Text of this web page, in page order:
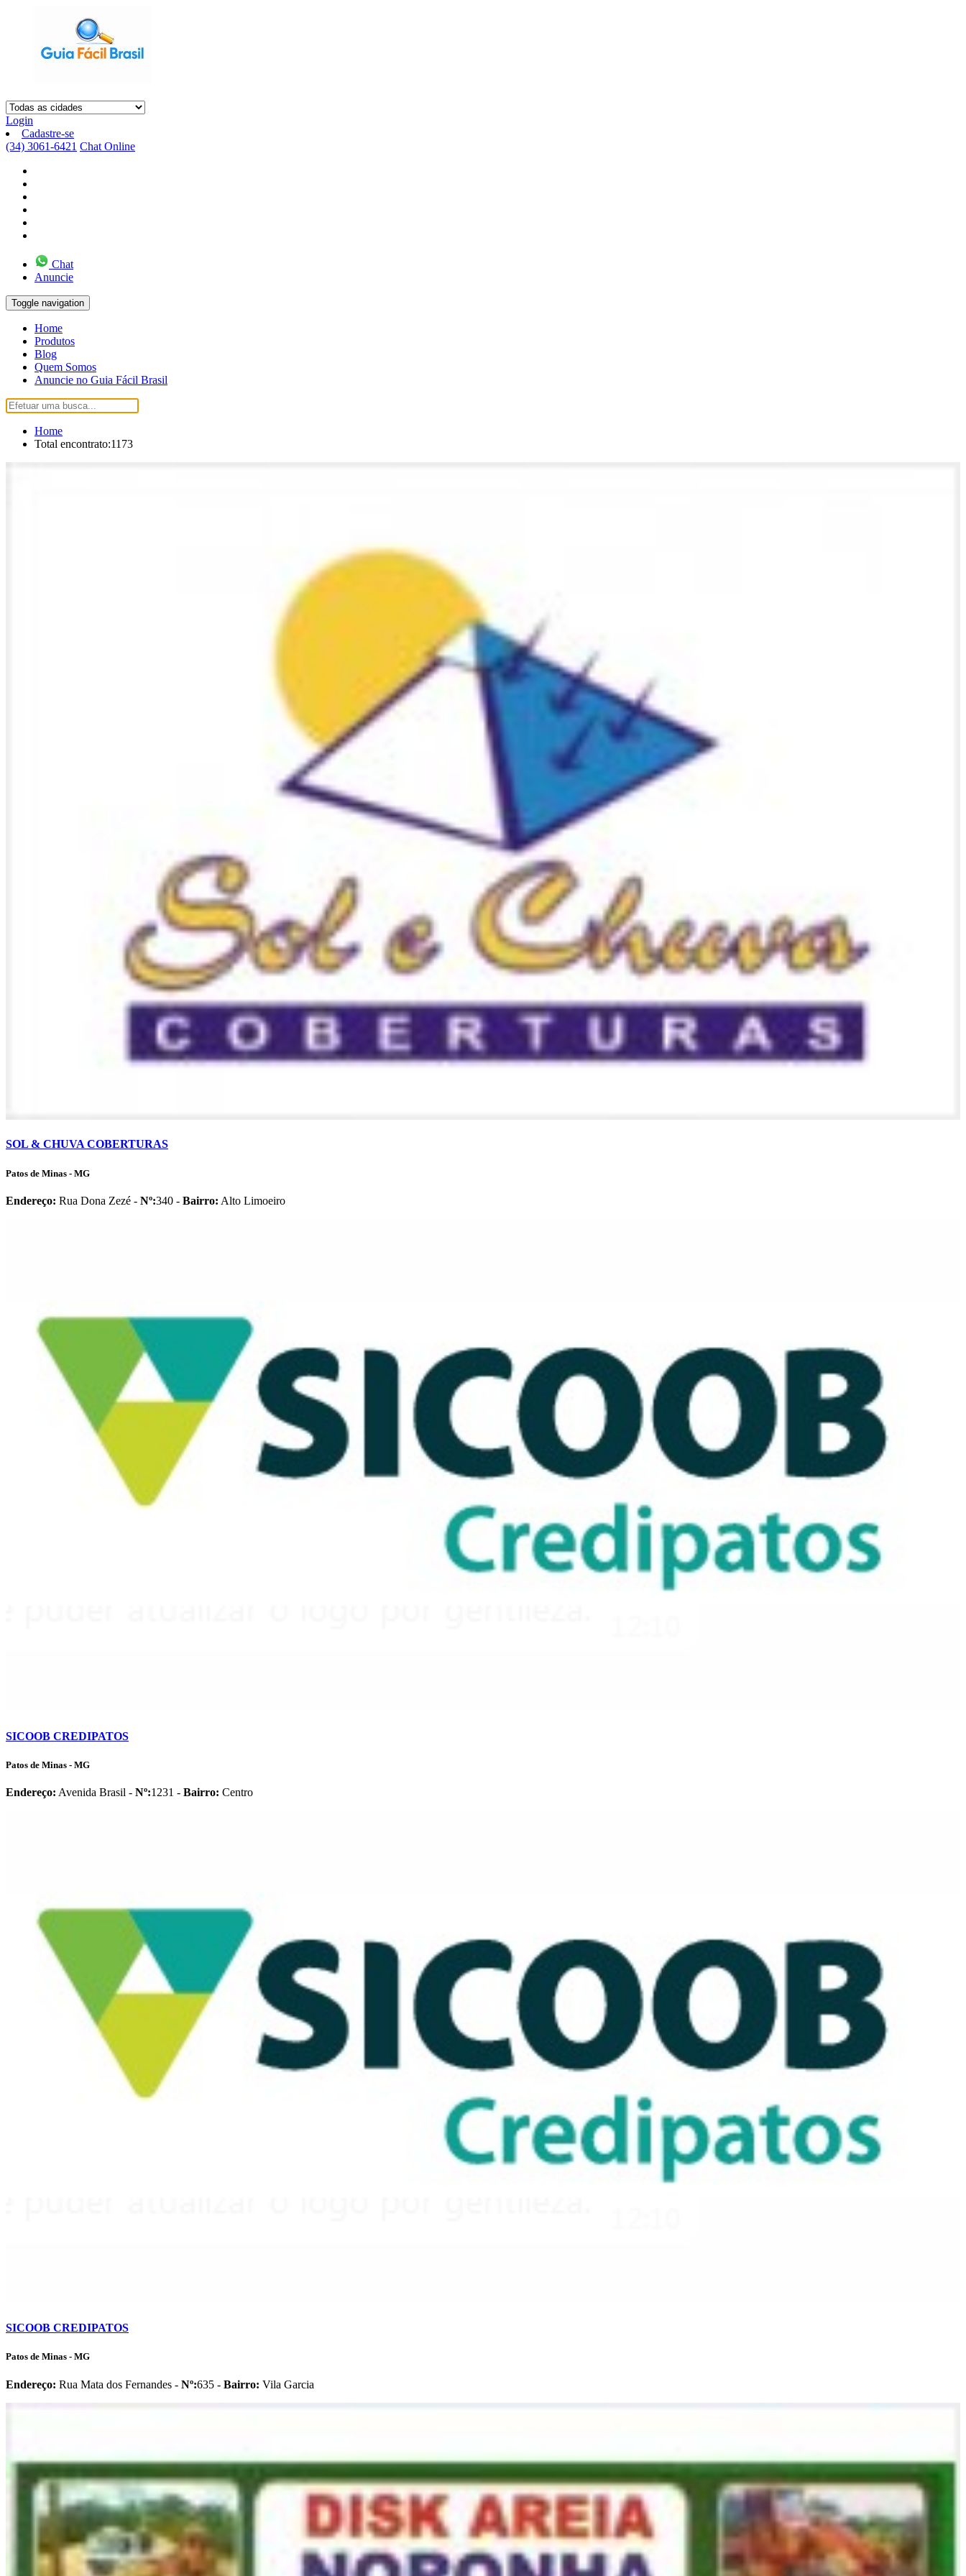
Login
Cadastre-se
(34) 3061-6421 Chat Online
Chat
Anuncie
Toggle navigation
Home
Produtos
Blog
Quem Somos
Anuncie no Guia Fácil Brasil
Home
Total encontrato:1173
SOL & CHUVA COBERTURAS
Patos de Minas - MG
Endereço: Rua Dona Zezé - Nº:340 - Bairro: Alto Limoeiro
SICOOB CREDIPATOS
Patos de Minas - MG
Endereço: Avenida Brasil - Nº:1231 - Bairro: Centro
SICOOB CREDIPATOS
Patos de Minas - MG
Endereço: Rua Mata dos Fernandes - Nº:635 - Bairro: Vila Garcia